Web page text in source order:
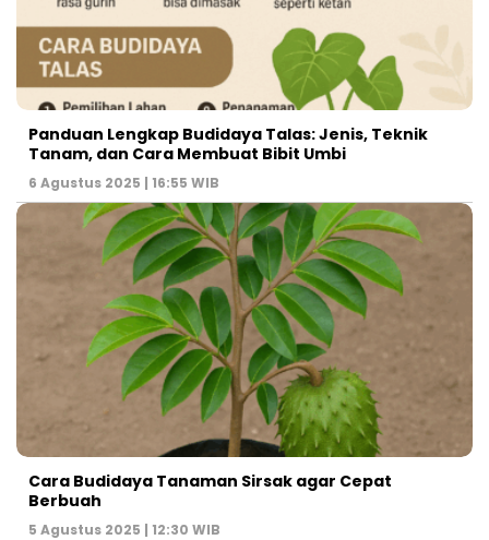
Panduan Lengkap Budidaya Talas: Jenis, Teknik
Tanam, dan Cara Membuat Bibit Umbi
6 Agustus 2025 | 16:55 WIB
Cara Budidaya Tanaman Sirsak agar Cepat
Berbuah
5 Agustus 2025 | 12:30 WIB